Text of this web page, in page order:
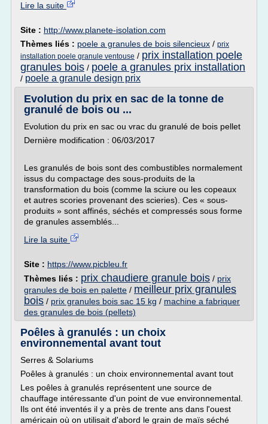
Lire la suite
Site : http://www.planete-isolation.com
Thèmes liés : poele a granules de bois silencieux / prix
installation poele granule ventouse / prix installation poele
granules bois / poele a granules prix installation
/ poele a granule design prix
Evolution du prix en sac de la tonne de
granulé de bois ou ...
Evolution du prix en sac ou vrac du granulé de bois pellet
Dernière modification : 06/03/2017
Les granulés de bois sont des combustibles normalement
issus du compactage des sous-produits de la
transformation du bois (comme la sciure ou les copeaux
et autres scories provenant des scieries). Ces « sous-
produits » sont affinés, séchés et compressés sous forme
de granules assemblés...
Lire la suite
Site : https://www.picbleu.fr
Thèmes liés : prix chaudiere granule bois / prix
granules de bois en palette / meilleur prix granules
bois / prix granules bois sac 15 kg / machine a fabriquer
des granules de bois (pellets)
Poêles à granulés : un choix
environnemental avant tout
Serres & Solariums
Poêles à granulés : un choix environnemental avant tout
Les poêles à granulés représentent une source de
chauffage intéressante d'un point de vue environnemental.
Ils ont été inventés il y a près de trente ans dans l'ouest
américain où on utilisait d'abord le grain de maïs séché